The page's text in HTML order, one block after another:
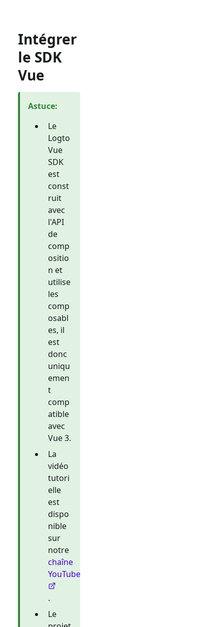
Intégrer
le SDK
Vue
Astuce:
Le
Logto
Vue
SDK
est
const
ruit
avec
l'API
de
comp
ositio
n et
utilise
les
comp
osabl
es, il
est
donc
uniqu
emen
t
comp
atible
avec
Vue 3.
La
vidéo
tutori
elle
est
dispo
nible
sur
notre
chaîne
YouTube
.
Le